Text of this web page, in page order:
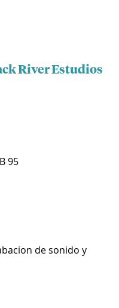
River Estudios
95
de sonido y